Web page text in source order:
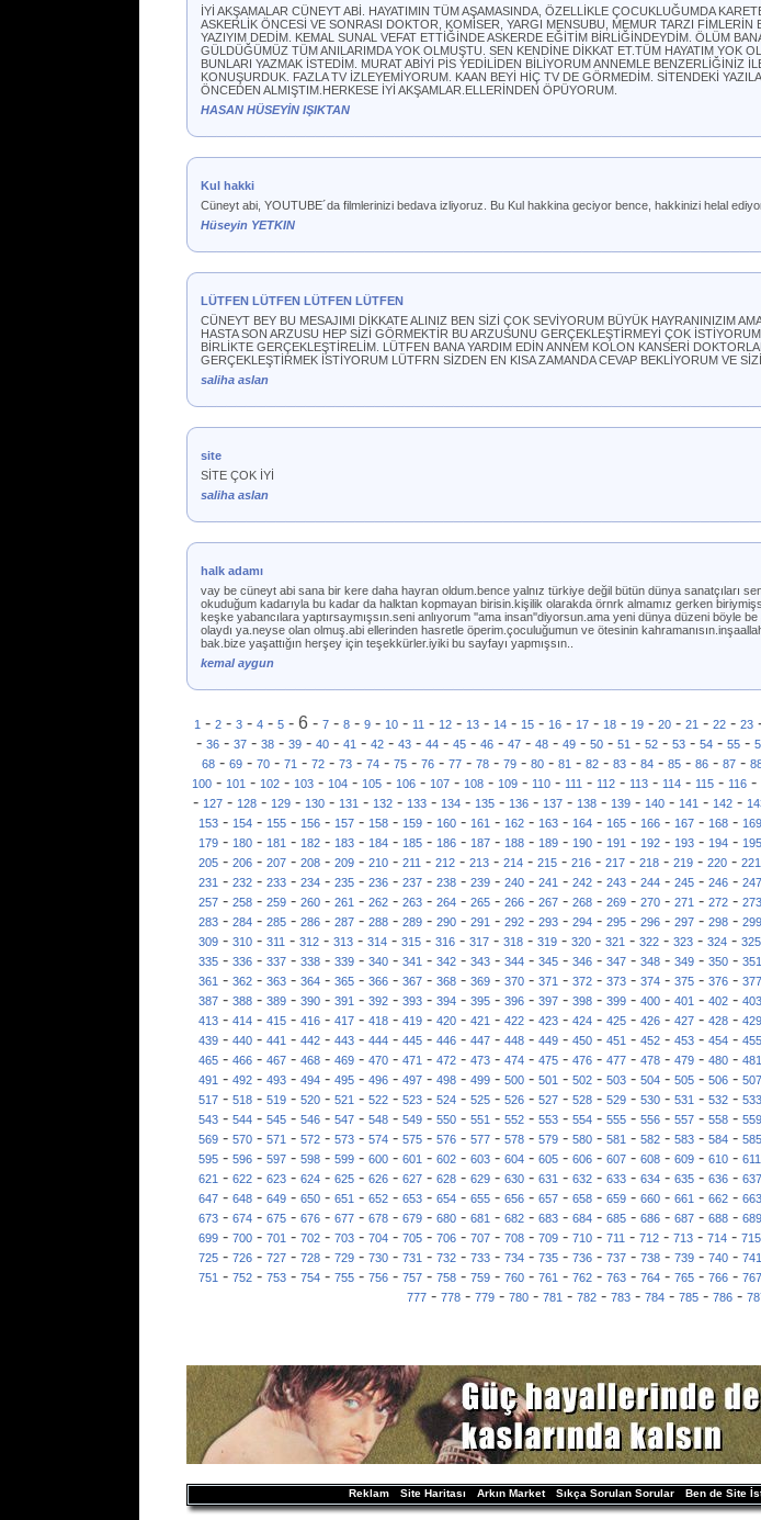
İYİ AKŞAMALAR CÜNEYT ABİ. HAYATIMIN TÜM AŞAMASINDA, ÖZELLİKLE ÇOCUKLUĞUMDA
ASKERLİK ÖNCESİ VE SONRASI DOKTOR, KOMİSER, YARGI MENSUBU, MEMUR TARZI FİMLERİN
YAZIYIM DEDİM. KEMAL SUNAL VEFAT ETTİĞİNDE ASKERDE EĞİTİM BİRLİĞİNDEYDİM. ÖLÜM
GÜLDÜĞÜMÜZ TÜM ANILARIMDA YOK OLMUŞTU. SEN KENDİNE DİKKAT ET.TÜM HAYATIM YOK
BUNLARI YAZMAK İSTEDİM. MURAT ABİYİ PİS YEDİLİDEN BİLİYORUM ANNEMLE BENZERLİĞİNİZ
KONUŞURDUK. FAZLA TV İZLEYEMİYORUM. KAAN BEYİ HİÇ TV DE GÖRMEDİM. SİTENDEKİ
ÖNCEDEN ALMIŞTIM.HERKESE İYİ AKŞAMLAR.ELLERİNDEN ÖPÜYORUM.
HASAN HÜSEYİN IŞIKTAN
Kul hakki
Cüneyt abi, YOUTUBE´da filmlerinizi bedava izliyoruz. Bu Kul hakkina geciyor bence, hakkinizi helal
Hüseyin YETKIN
LÜTFEN LÜTFEN LÜTFEN LÜTFEN
CÜNEYT BEY BU MESAJIMI DİKKATE ALINIZ BEN SİZİ ÇOK SEVİYORUM BÜYÜK HAYRANINIZIM
HASTA SON ARZUSU HEP SİZİ GÖRMEKTİR BU ARZUSUNU GERÇEKLEŞTİRMEYİ ÇOK
BİRLİKTE GERÇEKLEŞTİRELİM. LÜTFEN BANA YARDIM EDİN ANNEM KOLON KANSERİ
GERÇEKLEŞTİRMEK İSTİYORUM LÜTFRN SİZDEN EN KISA ZAMANDA CEVAP BEKLİYORUM VE
saliha aslan
site
SİTE ÇOK İYİ
saliha aslan
halk adamı
vay be cüneyt abi sana bir kere daha hayran oldum.bence yalnız türkiye değil bütün dünya sanatçıları
okuduğum kadarıyla bu kadar da halktan kopmayan birisin.kişilik olarakda örnrk almamız gerken
keşke yabancılara yaptırsaymışsın.seni anlıyorum ''ama insan''diyorsun.ama yeni dünya düzeni böyle
olaydı ya.neyse olan olmuş.abi ellerinden hasretle öperim.çoculuğumun ve ötesinin
bak.bize yaşattığın herşey için teşekkürler.iyiki bu sayfayı yapmışsın..
kemal aygun
1- 2- 3- 4- 5- 6- 7- 8- 9- 10- 11- 12- 13- 14- 15- 16- 17- 18- 19- 20- 21- 22- 23
- 36 - 37 - 38 - 39 - 40 - 41 - 42 - 43 - 44 - 45 - 46 - 47 - 48 - 49 - 50 - 51 - 52 - 53 - 54 - 55 -
68- 69- 70- 71- 72- 73- 74- 75- 76- 77- 78- 79- 80- 81- 82- 83- 84- 85- 86- 87-
100 - 101 - 102 - 103 - 104 - 105 - 106 - 107 - 108 - 109 - 110 - 111 - 112 - 113 - 114 - 115 - 116 -
- 127 - 128 - 129 - 130 - 131 - 132 - 133 - 134 - 135 - 136 - 137 - 138 - 139 - 140 - 141 - 142 -
153- 154- 155- 156- 157- 158- 159- 160- 161- 162- 163- 164- 165- 166- 167- 168- 169
179- 180- 181- 182- 183- 184- 185- 186- 187- 188- 189- 190- 191- 192- 193- 194- 195
205 - 206 - 207 - 208 - 209 - 210 - 211 - 212 - 213 - 214 - 215 - 216 - 217 - 218 - 219 - 220 - 221
231- 232- 233- 234- 235- 236- 237- 238- 239- 240- 241- 242- 243- 244- 245- 246- 247
257- 258- 259- 260- 261- 262- 263- 264- 265- 266- 267- 268- 269- 270- 271- 272- 273
283- 284- 285- 286- 287- 288- 289- 290- 291- 292- 293- 294- 295- 296- 297- 298- 299
309 - 310 - 311 - 312 - 313 - 314 - 315 - 316 - 317 - 318 - 319 - 320 - 321 - 322 - 323 - 324 - 325
335- 336- 337- 338- 339- 340- 341- 342- 343- 344- 345- 346- 347- 348- 349- 350- 351
361- 362- 363- 364- 365- 366- 367- 368- 369- 370- 371- 372- 373- 374- 375- 376- 377
387 - 388 - 389 - 390 - 391 - 392 - 393 - 394 - 395 - 396 - 397 - 398 - 399 - 400 - 401 - 402 - 403
413- 414- 415- 416- 417- 418- 419- 420- 421- 422- 423- 424- 425- 426- 427- 428- 429
439- 440- 441- 442- 443- 444- 445- 446- 447- 448- 449- 450- 451- 452- 453- 454- 455
465- 466- 467- 468- 469- 470- 471- 472- 473- 474- 475- 476- 477- 478- 479- 480- 481
491 - 492 - 493 - 494 - 495 - 496 - 497 - 498 - 499 - 500 - 501 - 502 - 503 - 504 - 505 - 506 - 507
517- 518- 519- 520- 521- 522- 523- 524- 525- 526- 527- 528- 529- 530- 531- 532- 533
543- 544- 545- 546- 547- 548- 549- 550- 551- 552- 553- 554- 555- 556- 557- 558- 559
569- 570- 571- 572- 573- 574- 575- 576- 577- 578- 579- 580- 581- 582- 583- 584- 585
595 - 596 - 597 - 598 - 599 - 600 - 601 - 602 - 603 - 604 - 605 - 606 - 607 - 608 - 609 - 610 - 611
621- 622- 623- 624- 625- 626- 627- 628- 629- 630- 631- 632- 633- 634- 635- 636- 637
647- 648- 649- 650- 651- 652- 653- 654- 655- 656- 657- 658- 659- 660- 661- 662- 663
673- 674- 675- 676- 677- 678- 679- 680- 681- 682- 683- 684- 685- 686- 687- 688- 689
699 - 700 - 701 - 702 - 703 - 704 - 705 - 706 - 707 - 708 - 709 - 710 - 711 - 712 - 713 - 714 - 715
725- 726- 727- 728- 729- 730- 731- 732- 733- 734- 735- 736- 737- 738- 739- 740- 741
751- 752- 753- 754- 755- 756- 757- 758- 759- 760- 761- 762- 763- 764- 765- 766- 767
777 - 778 - 779 - 780 - 781 - 782 - 783 - 784 - 785 - 786 -
Reklam Site Haritası Arkın Market Sıkça Sorulan Sorular Ben de Site